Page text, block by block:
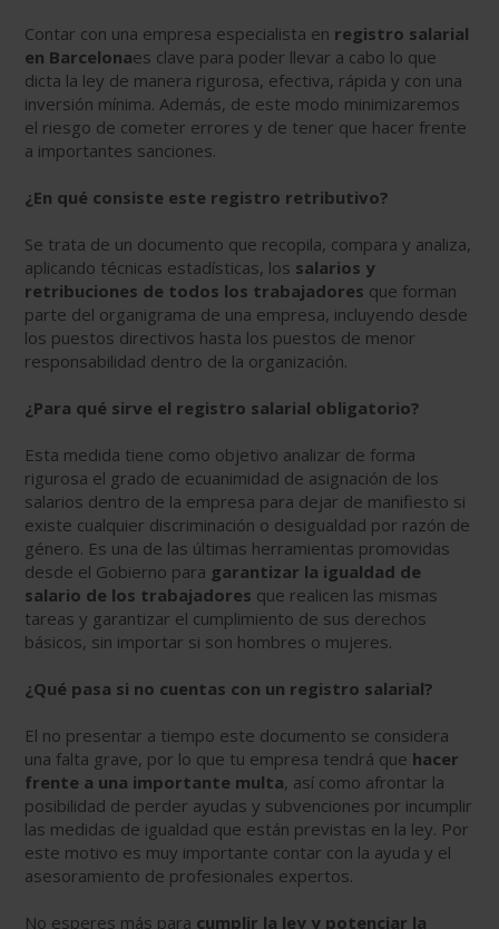
Contar con una empresa especialista en registro salarial
en Barcelonaes clave para poder llevar a cabo lo que
dicta la ley de manera rigurosa, efectiva, rápida y con una
inversión mínima. Además, de este modo minimizaremos
el riesgo de cometer errores y de tener que hacer frente
a importantes sanciones.
¿En qué consiste este registro retributivo?
Se trata de un documento que recopila, compara y analiza,
aplicando técnicas estadísticas, los salarios y
retribuciones de todos los trabajadores que forman
parte del organigrama de una empresa, incluyendo desde
los puestos directivos hasta los puestos de menor
responsabilidad dentro de la organización.
¿Para qué sirve el registro salarial obligatorio?
Esta medida tiene como objetivo analizar de forma
rigurosa el grado de ecuanimidad de asignación de los
salarios dentro de la empresa para dejar de manifiesto si
existe cualquier discriminación o desigualdad por razón de
género. Es una de las últimas herramientas promovidas
desde el Gobierno para garantizar la igualdad de
salario de los trabajadores que realicen las mismas
tareas y garantizar el cumplimiento de sus derechos
básicos, sin importar si son hombres o mujeres.
¿Qué pasa si no cuentas con un registro salarial?
El no presentar a tiempo este documento se considera
una falta grave, por lo que tu empresa tendrá que hacer
frente a una importante multa, así como afrontar la
posibilidad de perder ayudas y subvenciones por incumplir
las medidas de igualdad que están previstas en la ley. Por
este motivo es muy importante contar con la ayuda y el
asesoramiento de profesionales expertos.
No esperes más para cumplir la ley y potenciar la